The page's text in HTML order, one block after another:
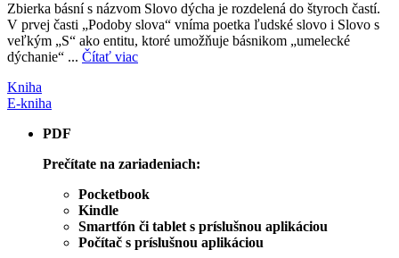
Zbierka básní s názvom Slovo dýcha je rozdelená do štyroch častí.
V prvej časti „Podoby slova“ vníma poetka ľudské slovo i Slovo s
veľkým „S“ ako entitu, ktoré umožňuje básnikom „umelecké
dýchanie“ ... Čítať viac
Kniha
E-kniha
PDF
Prečítate na zariadeniach:
Pocketbook
Kindle
Smartfón či tablet s príslušnou aplikáciou
Počítač s príslušnou aplikáciou